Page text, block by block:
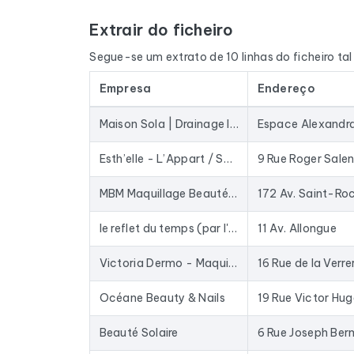
O ficheiro não se limita aos endereços de e-
e o nome do dirigente, através de um
Os dados são extraídos do Google Maps e
armazenados numa base de dados há anos:
enriquecer o seu CRM com dados
mail existentes no mercado.
Para compilar este ficheiro, recolhemos todos
Service d'esthétique.
Extrair do ficheiro
Segue-se um extrato de 10 linhas do ficheiro
Empresa Endereço
Maison Sola | Drainage lymphatique | Renata França | Soins visage | Kobido | Hyères
Esth’elle - L’Appart / Soin visage & épilations à Saint Cannat 9 Rue Roger
MBM Maquillage Beauté Massage 172 Av. Saint-
le reflet du temps (par l'instant d'élodie) Centre épilation LASER, Anti-âge Correcteurs, Dermo-esthetique et Esthétique 11 Av. Allongue
Victoria Dermo - Maquillage Permanent - Dermopigmentation | Strass dentaire 16 Rue de la
Océane Beauty & Nails 19 Rue Victor
Beauté Solaire 6 Rue Joseph